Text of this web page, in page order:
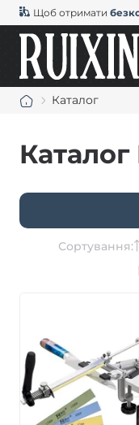
Щоб отримати
Каталог
Сортування: